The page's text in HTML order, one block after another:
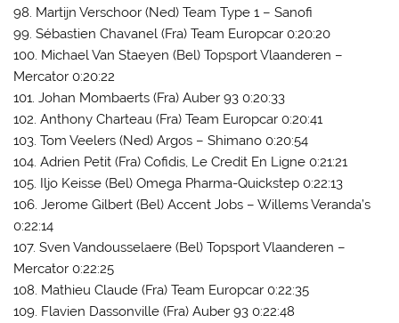
98. Martijn Verschoor (Ned) Team Type 1 – Sanofi
99. Sébastien Chavanel (Fra) Team Europcar 0:20:20
100. Michael Van Staeyen (Bel) Topsport Vlaanderen –
Mercator 0:20:22
101. Johan Mombaerts (Fra) Auber 93 0:20:33
102. Anthony Charteau (Fra) Team Europcar 0:20:41
103. Tom Veelers (Ned) Argos – Shimano 0:20:54
104. Adrien Petit (Fra) Cofidis, Le Credit En Ligne 0:21:21
105. Iljo Keisse (Bel) Omega Pharma-Quickstep 0:22:13
106. Jerome Gilbert (Bel) Accent Jobs – Willems Veranda’s
0:22:14
107. Sven Vandousselaere (Bel) Topsport Vlaanderen –
Mercator 0:22:25
108. Mathieu Claude (Fra) Team Europcar 0:22:35
109. Flavien Dassonville (Fra) Auber 93 0:22:48